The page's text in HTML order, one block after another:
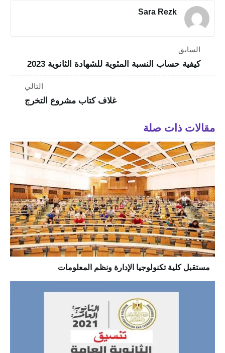
Sara Rezk
السابق
كيفية حساب النسبة المئوية للشهادة الثانوية 2023
التالي
غلاف كتاب مشروع التخرج
مقالات ذات صلة
مستقبل كلية تكنولوجيا الإدارة ونظم المعلومات